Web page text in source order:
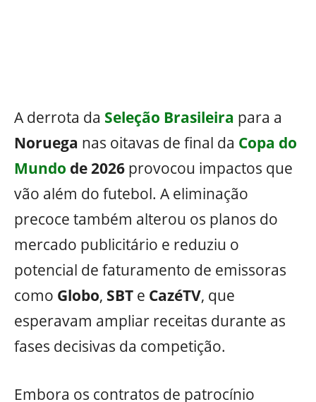
A derrota da Seleção Brasileira para a
Noruega nas oitavas de final da Copa do
Mundo de 2026 provocou impactos que
vão além do futebol. A eliminação
precoce também alterou os planos do
mercado publicitário e reduziu o
potencial de faturamento de emissoras
como Globo, SBT e CazéTV, que
esperavam ampliar receitas durante as
fases decisivas da competição.
Embora os contratos de patrocínio